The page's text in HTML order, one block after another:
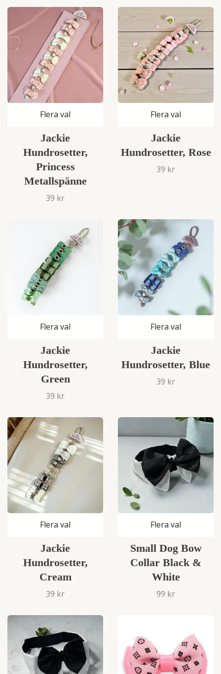
Flera val
Jackie
Hundrosetter,
Princess
Metallspänne
39 kr
Flera val
Jackie
Hundrosetter, Rose
39 kr
Flera val
Jackie
Hundrosetter,
Green
39 kr
Flera val
Jackie
Hundrosetter, Blue
39 kr
Flera val
Jackie
Hundrosetter,
Cream
39 kr
Flera val
Small Dog Bow
Collar Black &
White
99 kr